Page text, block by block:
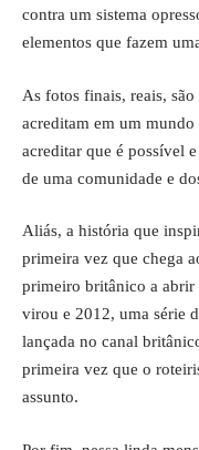
contra um sistema
elementos que fazem
As fotos finais, reais,
acreditam em um
acreditar que é possível
de uma comunidade e
Aliás, a história que
primeira vez que chega
primeiro britânico a abrir
virou e 2012, uma série
lançada no canal
primeira vez que o
assunto.